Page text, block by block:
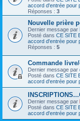
accord d'entrée pour
Réponses : 3
Nouvelle prière
Dernier message par
Posté dans CE SITE
accord d'entrée pour
Réponses : 5
Commande
Dernier message par
Posté dans CE SITE
accord d'entrée pour
Dernier message par
Posté dans CE SITE
accord d'entrée pour